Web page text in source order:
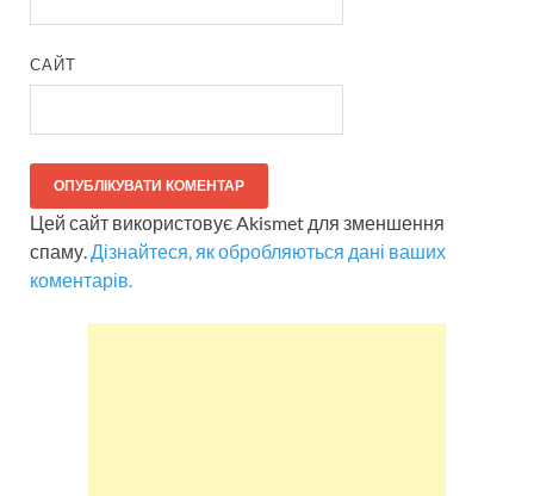
САЙТ
Цей сайт використовує Akismet для зменшення
спаму.Дізнайтеся, як обробляються дані ваших
коментарів.